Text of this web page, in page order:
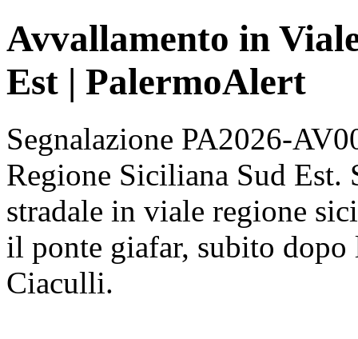
Avvallamento in
Est | PalermoAlert
Segnalazione PA2026-
Regione Siciliana Sud
stradale in viale regione
il ponte giafar, subito
Ciaculli.